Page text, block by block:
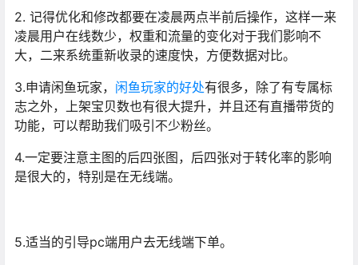
2. 记得优化和修改都要在凌晨两点半前后操作，这样一来
凌晨用户在线数少，权重和流量的变化对于我们影响不
大，二来系统重新收录的速度快，方便数据对比。
3.申请闲鱼玩家， 闲鱼玩家的好处有很多，除了有专属标
志之外，上架宝贝数也有很大提升，并且还有直播带货的
功能，可以帮助我们吸引不少粉丝。
4.一定要注意主图的后四张图，后四张对于转化率的影响
是很大的，特别是在无线端。
5.适当的引导pc端用户去无线端下单。